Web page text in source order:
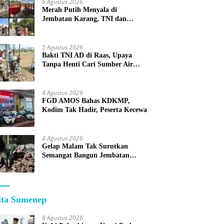
Merah Putih Menyala di
Jembatan Karang, TNI dan
5 Agustus 2026
Bakti TNI AD di Raas, Upaya
Tanpa Henti Cari Sumber Air
4 Agustus 2026
FGD AMOS Bahas KDKMP,
Kodim Tak Hadir, Peserta Kecewa
4 Agustus 2026
Gelap Malam Tak Surutkan
Semangat Bangun Jembatan
Sumenep
8 Agustus 2026